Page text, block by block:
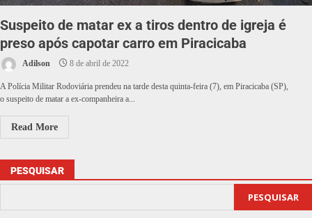
Suspeito de matar ex a tiros dentro de igreja é
preso após capotar carro em Piracicaba
Adilson 8 de abril de 2022
A Polícia Militar Rodoviária prendeu na tarde desta quinta-feira (7), em Piracicaba (SP),
o suspeito de matar a ex-companheira a...
Read More
PESQUISAR
PESQUISAR